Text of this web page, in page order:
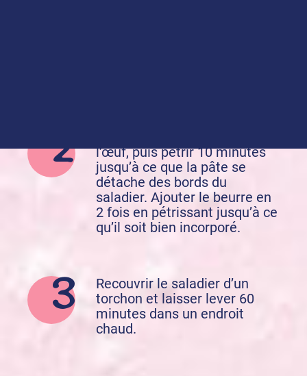
l’œuf, puis pétrir 10 minutes
jusqu’à ce que la pâte se
détache des bords du
saladier. Ajouter le beurre en
2 fois en pétrissant jusqu’à ce
qu’il soit bien incorporé.
Recouvrir le saladier d’un
torchon et laisser lever 60
minutes dans un endroit
chaud.